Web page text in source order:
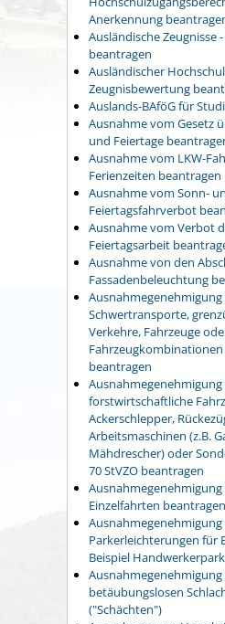
Anerkennung
Ausländische Zeugnisse
beantragen
Ausländischer
Zeugnisbewertung
Auslands-BAföG für
Ausnahme vom Gesetz
und Feiertage
Ausnahme vom LKW-
Ferienzeiten beantragen
Ausnahme vom Sonn-
Feiertagsfahrverbot
Ausnahme vom Verbot
Feiertagsarbeit
Ausnahme von den
Fassadenbeleuchtung
Schwertransporte,
Verkehre, Fahrzeuge
Fahrzeugkombinationen
beantragen
forstwirtschaftliche
Ackerschlepper,
Arbeitsmaschinen (z.B.
Mähdrescher) oder
70 StVZO beantragen
Ausnahmegenehmigung
Einzelfahrten beantragen
Parkerleichterungen für
Beispiel
Ausnahmegenehmigung
betäubungslosen
("Schächten")